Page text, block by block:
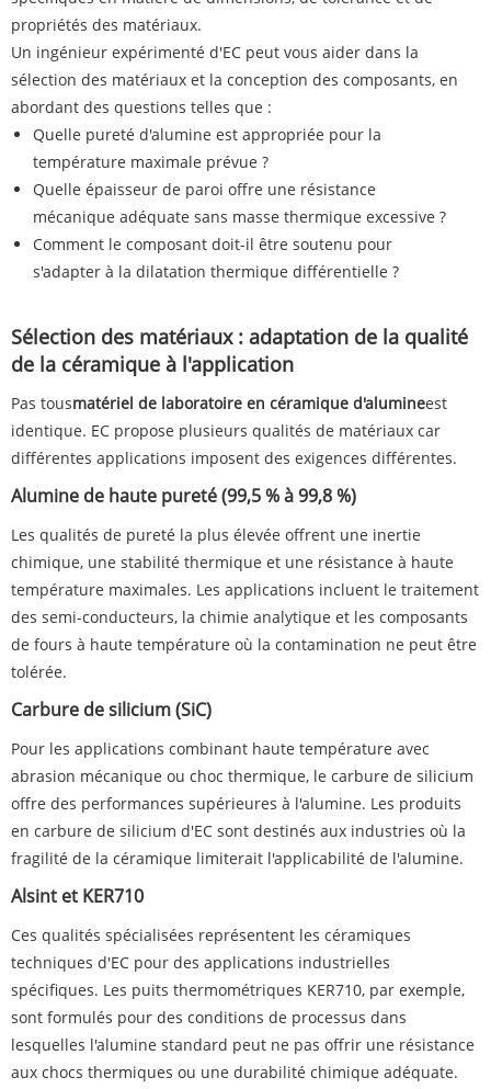
propriétés des matériaux.
Un ingénieur expérimenté d'EC peut vous aider dans la
sélection des matériaux et la conception des composants, en
abordant des questions telles que :
Quelle pureté d'alumine est appropriée pour la
température maximale prévue ?
Quelle épaisseur de paroi offre une résistance
mécanique adéquate sans masse thermique excessive ?
Comment le composant doit-il être soutenu pour
s'adapter à la dilatation thermique différentielle ?
Sélection des matériaux : adaptation de la qualité
de la céramique à l'application
Pas tousmatériel de laboratoire en céramique d'alumineest
identique. EC propose plusieurs qualités de matériaux car
différentes applications imposent des exigences différentes.
Alumine de haute pureté (99,5 % à 99,8 %)
Les qualités de pureté la plus élevée offrent une inertie
chimique, une stabilité thermique et une résistance à haute
température maximales. Les applications incluent le traitement
des semi-conducteurs, la chimie analytique et les composants
de fours à haute température où la contamination ne peut être
tolérée.
Carbure de silicium (SiC)
Pour les applications combinant haute température avec
abrasion mécanique ou choc thermique, le carbure de silicium
offre des performances supérieures à l'alumine. Les produits
en carbure de silicium d'EC sont destinés aux industries où la
fragilité de la céramique limiterait l'applicabilité de l'alumine.
Alsint et KER710
Ces qualités spécialisées représentent les céramiques
techniques d'EC pour des applications industrielles
spécifiques. Les puits thermométriques KER710, par exemple,
sont formulés pour des conditions de processus dans
lesquelles l'alumine standard peut ne pas offrir une résistance
aux chocs thermiques ou une durabilité chimique adéquate.